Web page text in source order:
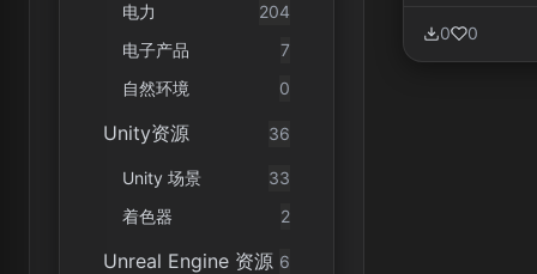
电力
204
电子产品
7
自然环境
0
Unity资源 36
Unity 场景
33
着色器
2
Unreal Engine 资源 6
0 0